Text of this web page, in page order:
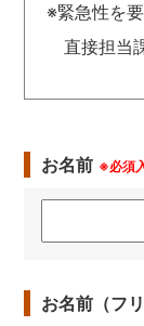
※緊急性を
直接担当
お名前 ※必須
お名前（フリ